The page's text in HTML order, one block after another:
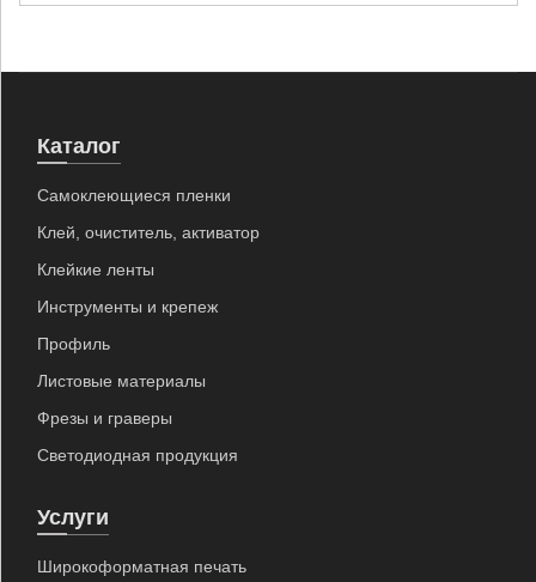
Каталог
Самоклеющиеся пленки
Клей, очиститель, активатор
Клейкие ленты
Инструменты и крепеж
Профиль
Листовые материалы
Фрезы и граверы
Светодиодная продукция
Услуги
Широкоформатная печать